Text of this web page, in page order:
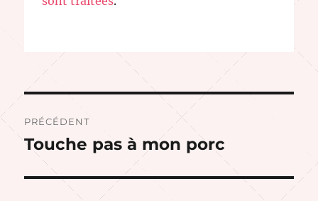
de
l’article
PRÉCÉDENT
Publication
précédente :
Touche pas à mon porc